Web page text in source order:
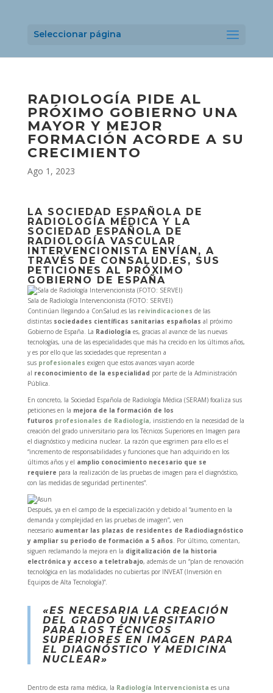
Seleccionar página
RADIOLOGÍA PIDE AL
PRÓXIMO GOBIERNO UNA
MAYOR Y MEJOR
FORMACIÓN ACORDE A SU
CRECIMIENTO
Ago 1, 2023
LA SOCIEDAD ESPAÑOLA DE
RADIOLOGÍA MÉDICA Y LA
SOCIEDAD ESPAÑOLA DE
RADIOLOGÍA VASCULAR
INTERVENCIONISTA ENVÍAN, A
TRAVÉS DE CONSALUD.ES, SUS
PETICIONES AL PRÓXIMO
GOBIERNO DE ESPAÑA
Sala de Radiología Intervencionista (FOTO: SERVEI)
Continúan llegando a ConSalud.es las reivindicaciones de las
distintas sociedades científicas sanitarias españolas al próximo
Gobierno de España. La Radiología es, gracias al avance de las nuevas
tecnologías, una de las especialidades que más ha crecido en los últimos años,
y es por ello que las sociedades que representan a
sus profesionales exigen que estos avances vayan acorde
al reconocimiento de la especialidad por parte de la Administración
Pública.
En concreto, la Sociedad Española de Radiología Médica (SERAM) focaliza sus
peticiones en la mejora de la formación de los
futuros profesionales de Radiología, insistiendo en la necesidad de la
creación del grado universitario para los Técnicos Superiores en Imagen para
el diagnóstico y medicina nuclear. La razón que esgrimen para ello es el
“incremento de responsabilidades y funciones que han adquirido en los
últimos años y el amplio conocimiento necesario que se
requiere para la realización de las pruebas de imagen para el diagnóstico,
con las medidas de seguridad pertinentes”.
Después, ya en el campo de la especialización y debido al “aumento en la
demanda y complejidad en las pruebas de imagen”, ven
necesario aumentar las plazas de residentes de Radiodiagnóstico
y ampliar su periodo de formación a 5 años. Por último, comentan,
siguen reclamando la mejora en la digitalización de la historia
electrónica y acceso a teletrabajo, además de un “plan de renovación
tecnológica en las modalidades no cubiertas por INVEAT (Inversión en
Equipos de Alta Tecnología)”.
«ES NECESARIA LA CREACIÓN
DEL GRADO UNIVERSITARIO
PARA LOS TÉCNICOS
SUPERIORES EN IMAGEN PARA
EL DIAGNÓSTICO Y MEDICINA
NUCLEAR»
Dentro de esta rama médica, la Radiología Intervencionista es una